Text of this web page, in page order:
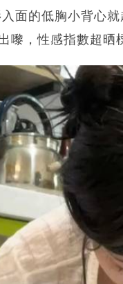
面的低胸小背心
嚟，性感指數超晒